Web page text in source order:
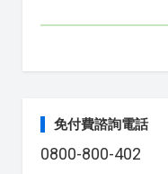
免付費諮詢電話
0800-800-402